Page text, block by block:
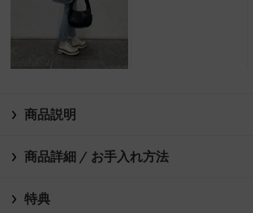
商品説明
商品詳細 / お手入れ方法
特典